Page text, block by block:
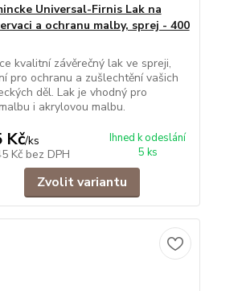
Universal-Firnis Lak na
a ochranu malby, sprej - 400
kvalitní závěrečný lak ve spreji,
pro ochranu a zušlechtění vašich
děl. Lak je vhodný pro
i akrylovou malbu.
Kč/ks
Kč bez DPH
Ihned k odeslání
5 ks
Zvolit variantu